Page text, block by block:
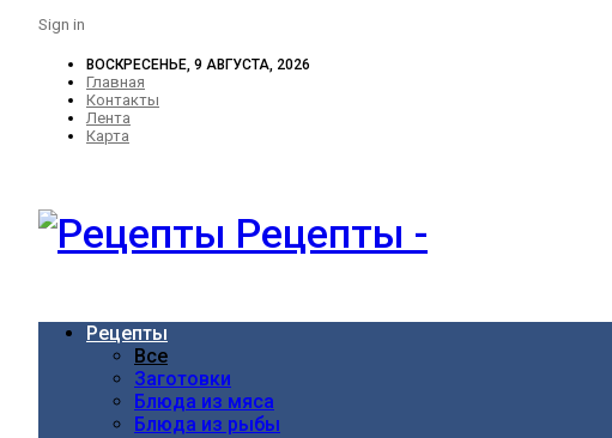
Sign in
ВОСКРЕСЕНЬЕ, 9 АВГУСТА, 2026
Главная
Контакты
Лента
Карта
Рецепты -
Рецепты
Все
Заготовки
Блюда из мяса
Блюда из рыбы